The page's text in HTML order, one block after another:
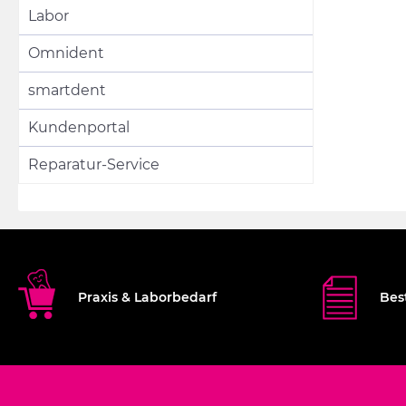
Labor
Omnident
smartdent
Kundenportal
Reparatur-Service
Praxis & Laborbedarf